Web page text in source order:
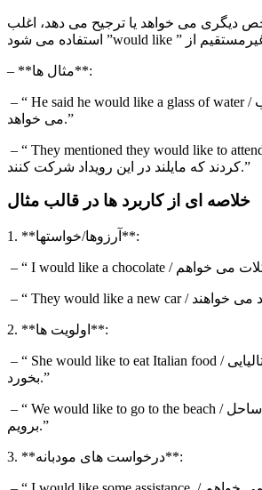
دیگری می خواهد یا ترجیح می دهد، اغلب
از ” would like
– **مثال ها**:
– “ He said he would like a glass of water / او گفت که یک لیوان آب
می خواهد.”
– “ They mentioned they would like to
کردند که مایلند در این رویداد شرکت کنند.”
خلاصه ای از کاربرد ها در قالب مثال
1. **آرزوها/خواستها**:
– “ I would like a chocolate
– “ They would like a new car
2. **اولویت ها**:
– “ She would like to eat Italian food / او دوست دارد غذای ایتالیایی
بخورد.”
– “ We would like to go to the beach / ما دوست داریم به ساحل
برویم.”
3. **درخواست های مودبانه**: